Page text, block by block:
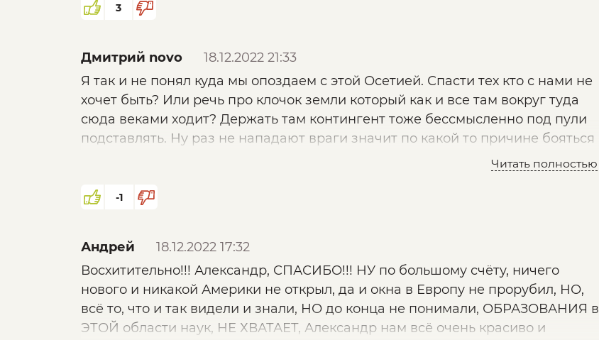
3
Дмитрий novo
18.12.2022 21:33
Я так и не понял куда мы опоздаем с этой Осетией. Спасти тех кто с нами не
хочет быть? Или речь про клочок земли который как и все там вокруг туда
сюда веками ходит? Держать там контингент тоже бессмысленно под пули
подставлять. Ну раз не нападают враги значит по какой то причине бояться
контрдействий, к чему все эти рассуждения почти всю передачу? Показать
как в теме и каких людей важный знаете? Есть сильная Россия - есть Осетия,
нет сильной России - нет Осетии и рассуждать там не о чем.
Читать полностью
-1
Андрей
18.12.2022 17:32
Восхитительно!!! Александр, СПАСИБО!!! НУ по большому счёту, ничего
нового и никакой Америки не открыл, да и окна в Европу не прорубил, НО,
всё то, что и так видели и знали, НО до конца не понимали, ОБРАЗОВАНИЯ в
ЭТОЙ области наук, НЕ ХВАТАЕТ, Александр нам всё очень красиво и